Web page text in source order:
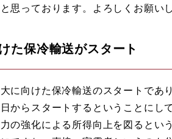
思っております。よろしくお願いし
た保冷輸送がスタート
に向けた保冷輸送のスタートであ
からスタートするということにし
の強化による所得向上を図るとい